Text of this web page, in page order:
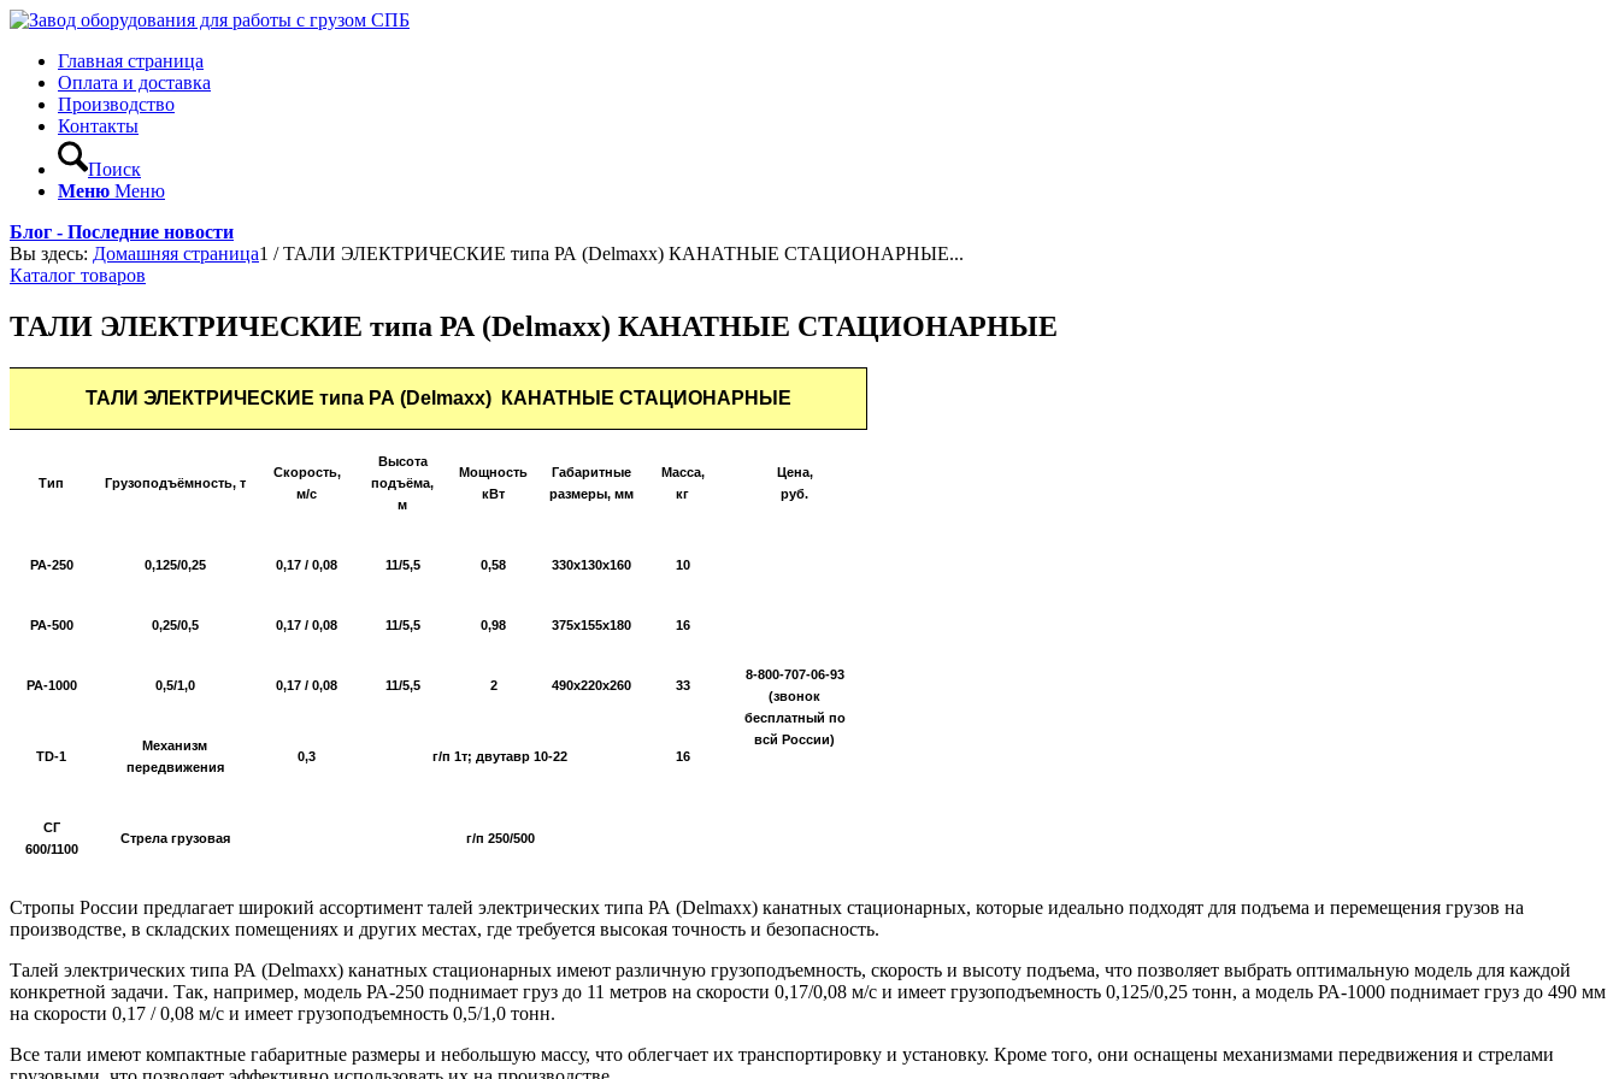
Главная страница
Оплата и доставка
Производство
Контакты
Поиск
Меню Меню
Блог - Последние новости
Вы здесь: Домашняя страница1 / ТАЛИ ЭЛЕКТРИЧЕСКИЕ типа РА (Delmaxx) КАНАТНЫЕ СТАЦИОНАРНЫЕ...
Каталог товаров
ТАЛИ ЭЛЕКТРИЧЕСКИЕ типа РА (Delmaxx) КАНАТНЫЕ СТАЦИОНАРНЫЕ
ТАЛИ ЭЛЕКТРИЧЕСКИЕ типа РА (Delmaxx) КАНАТНЫЕ СТАЦИОНАРНЫЕ
Тип Грузоподъёмность, т
Скорость,
м/с
Высота
подъёма,
м
Мощность
кВт
Габаритные
размеры, мм
Масса,
кг
Цена,
руб.
РА-250 0,125/0,25 0,17 / 0,08 11/5,5 0,58 330х130х160 10
8-800-707-06-93
(звонок
бесплатный по
всй России)
РА-500 0,25/0,5 0,17 / 0,08 11/5,5 0,98 375х155х180 16
РА-1000 0,5/1,0 0,17 / 0,08 11/5,5 2 490х220х260 33
TD-1
Механизм
передвижения
0,3 г/п 1т; двутавр 10-22 16
СГ
600/1100
Стрела грузовая г/п 250/500
Стропы России предлагает широкий ассортимент талей электрических типа РА (Delmaxx) канатных стационарных, которые идеально подходят для подъема и перемещения грузов на
производстве, в складских помещениях и других местах, где требуется высокая точность и безопасность.
Талей электрических типа РА (Delmaxx) канатных стационарных имеют различную грузоподъемность, скорость и высоту подъема, что позволяет выбрать оптимальную модель для каждой
конкретной задачи. Так, например, модель РА-250 поднимает груз до 11 метров на скорости 0,17/0,08 м/с и имеет грузоподъемность 0,125/0,25 тонн, а модель РА-1000 поднимает груз до 490 мм
на скорости 0,17 / 0,08 м/с и имеет грузоподъемность 0,5/1,0 тонн.
Все тали имеют компактные габаритные размеры и небольшую массу, что облегчает их транспортировку и установку. Кроме того, они оснащены механизмами передвижения и стрелами